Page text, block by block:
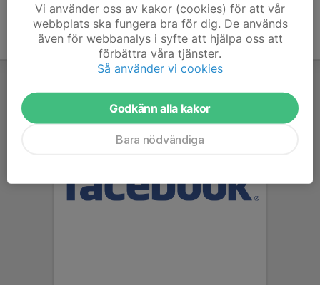
Vi använder oss av kakor (cookies) för att vår
webbplats ska fungera bra för dig. De används
även för webbanalys i syfte att hjälpa oss att
förbättra våra tjänster.
Så använder vi cookies
Godkänn alla kakor
Bara nödvändiga